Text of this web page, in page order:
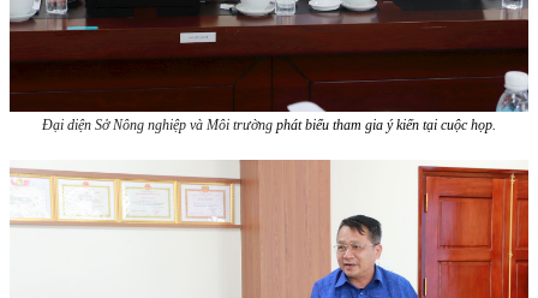
Đại diện Sở Nông nghiệp và Môi trường phát biểu tham gia ý kiến tại cuộc họp.